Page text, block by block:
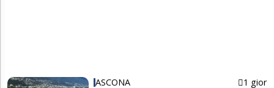
ASCONA 1 gior